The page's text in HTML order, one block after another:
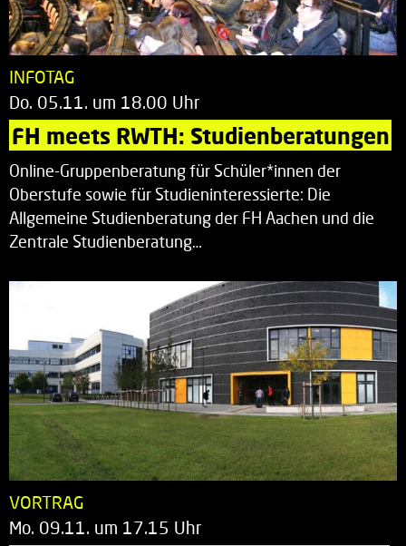
INFOTAG
Do. 05.11. um 18.00 Uhr
FH meets RWTH: Studienberatungen
Online-Gruppenberatung für Schüler*innen der
Oberstufe sowie für Studieninteressierte: Die
Allgemeine Studienberatung der FH Aachen und die
Zentrale Studienberatung…
VORTRAG
Mo. 09.11. um 17.15 Uhr